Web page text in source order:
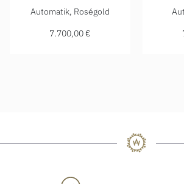
IWC Schaffhausen PORTUGIESER
Automatik, Roségold
7.700,00 €
IWC